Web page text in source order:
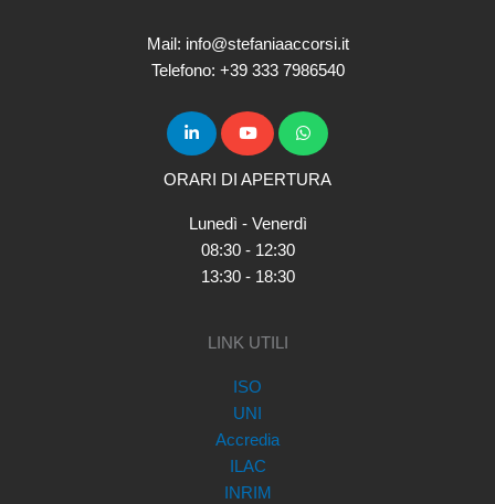
Mail: info@stefaniaaccorsi.it
Telefono: +39 333 7986540
ORARI DI APERTURA
Lunedì - Venerdì
08:30 - 12:30
13:30 - 18:30
LINK UTILI
ISO
UNI
Accredia
ILAC
INRIM